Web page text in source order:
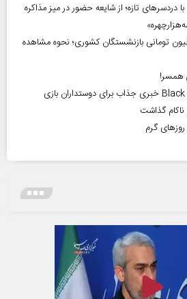
تازه؛ از شایعه حضور در میز مذاکره
وام ضروری ۷۵ میلیون تومانی بازنشستگان کشوری؛ نحوه مشاهده
همسر!
گذاشت
گرم